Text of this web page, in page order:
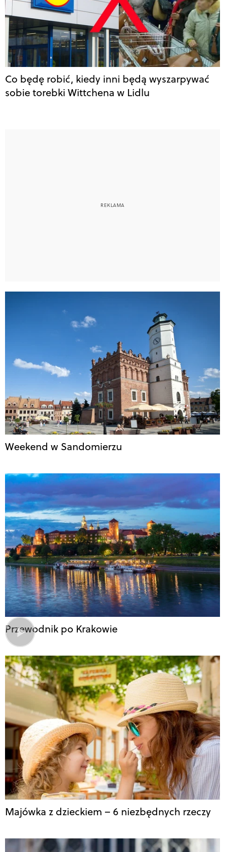
Co będę robić, kiedy inni będą wyszarpywać
sobie torebki Wittchena w Lidlu
Weekend w Sandomierzu
Przewodnik po Krakowie
Majówka z dzieckiem – 6 niezbędnych rzeczy